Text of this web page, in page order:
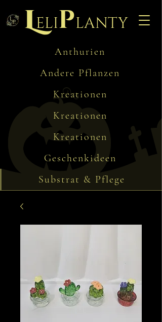
Leliplanty
Anthurien
Andere Pflanzen
Kreationen
Kreationen
Kreationen
Geschenkideen
Substrat & Pflege